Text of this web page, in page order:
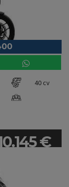
40 cv
€